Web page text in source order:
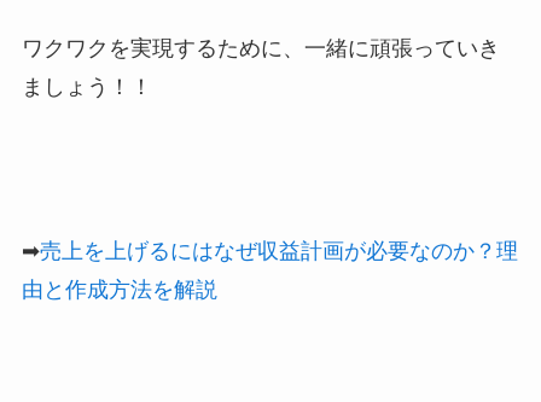
ワクワクを実現するために、一緒に頑張っていき
ましょう！！
➡売上を上げるにはなぜ収益計画が必要なのか？理
由と作成方法を解説